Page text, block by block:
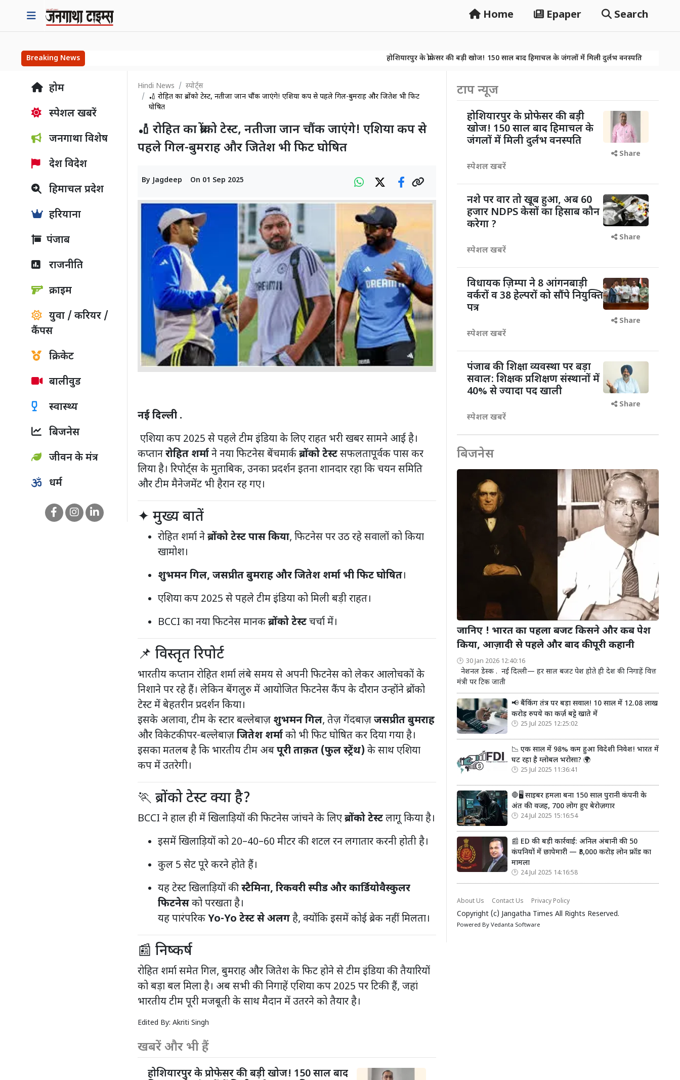
Home Epaper Search
Breaking News होशियारपुर के प्रोफेसर की बड़ी खोज! 150 साल बाद हिमाचल के जंगलों में मिली दुर्लभ वनस्पति
नशे पर वार तो खूब
होम
स्पेशल खबरें
जनगाथा विशेष
देश विदेश
हिमाचल प्रदेश
हरियाना
पंजाब
राजनीति
क्राइम
युवा / करियर /
कैंपस
क्रिकेट
बालीवुड
स्वास्थ्य
बिजनेस
जीवन के मंत्र
धर्म
Hindi News
स्पोर्ट्स
🏏 रोहित का ब्रोंको टेस्ट, नतीजा जान चौंक जाएंगे! एशिया कप से पहले गिल-बुमराह और जितेश भी फिट
घोषित
🏏 रोहित का ब्रोंको टेस्ट, नतीजा जान चौंक जाएंगे! एशिया कप से
पहले गिल-बुमराह और जितेश भी फिट घोषित
ByJagdeep On 01 Sep 2025
नई दिल्ली .
एशिया कप 2025 से पहले टीम इंडिया के लिए राहत भरी खबर सामने आई है।
कप्तानरोहित शर्माने नया फिटनेस बेंचमार्कब्रोंको टेस्टसफलतापूर्वक पास कर
लिया है। रिपोर्ट्स के मुताबिक, उनका प्रदर्शन इतना शानदार रहा कि चयन समिति
और टीम मैनेजमेंट भी हैरान रह गए।
✦ मुख्य बातें
रोहित शर्मा नेब्रोंको टेस्ट पास किया, फिटनेस पर उठ रहे सवालों को किया
खामोश।
शुभमन गिल, जसप्रीत बुमराह और जितेश शर्मा भी फिट घोषित।
एशिया कप 2025 से पहले टीम इंडिया को मिली बड़ी राहत।
BCCI का नया फिटनेस मानकब्रोंको टेस्टचर्चा में।
📌 विस्तृत रिपोर्ट
भारतीय कप्तान रोहित शर्मा लंबे समय से अपनी फिटनेस को लेकर आलोचकों के
निशाने पर रहे हैं। लेकिन बेंगलुरु में आयोजित फिटनेस कैंप के दौरान उन्होंने ब्रोंको
टेस्ट में बेहतरीन प्रदर्शन किया।
इसके अलावा, टीम के स्टार बल्लेबाज़ शुभमन गिल, तेज़ गेंदबाज़जसप्रीत बुमराह
और विकेटकीपर-बल्लेबाज़जितेश शर्माको भी फिट घोषित कर दिया गया है।
इसका मतलब है कि भारतीय टीम अबपूरी ताक़त (फुल स्ट्रेंथ) के साथ एशिया
कप में उतरेगी।
🏃 ब्रोंको टेस्ट क्या है?
BCCI ने हाल ही में खिलाड़ियों की फिटनेस जांचने के लिएब्रोंको टेस्टलागू किया है।
इसमें खिलाड़ियों को 20–40–60 मीटर की शटल रन लगातार करनी होती है।
कुल 5 सेट पूरे करने होते हैं।
यह टेस्ट खिलाड़ियों कीस्टैमिना, रिकवरी स्पीड और कार्डियोवैस्कुलर
फिटनेसको परखता है।
यह पारंपरिकYo-Yo टेस्ट से अलगहै, क्योंकि इसमें कोई ब्रेक नहीं मिलता।
📰 निष्कर्ष
रोहित शर्मा समेत गिल, बुमराह और जितेश के फिट होने से टीम इंडिया की तैयारियों
को बड़ा बल मिला है। अब सभी की निगाहें एशिया कप 2025 पर टिकी हैं, जहां
भारतीय टीम पूरी मजबूती के साथ मैदान में उतरने को तैयार है।
Edited By: Akriti Singh
खबरें और भी हैं
होशियारपुर के प्रोफेसर की बड़ी खोज! 150 साल बाद
टाप न्यूज
होशियारपुर के प्रोफेसर की बड़ी
खोज! 150 साल बाद हिमाचल के
जंगलों में मिली दुर्लभ वनस्पति
स्पेशल खबरें
Share
नशे पर वार तो खूब हुआ, अब 60
हजार NDPS केसों का हिसाब कौन
करेगा ?
स्पेशल खबरें
Share
विधायक ज़िम्पा ने 8 आंगनबाड़ी
वर्करों व 38 हेल्परों को सौंपे नियुक्ति
पत्र
स्पेशल खबरें
Share
पंजाब की शिक्षा व्यवस्था पर बड़ा
सवाल: शिक्षक प्रशिक्षण संस्थानों में
40% से ज्यादा पद खाली
स्पेशल खबरें
Share
बिजनेस
जानिए ! भारत का पहला बजट किसने और कब पेश
किया, आज़ादी से पहले और बाद की पूरी कहानी
30 Jan 2026 12:40:16
नेशनल डेस्क . नई दिल्ली— हर साल बजट पेश होते ही देश की निगाहें वित्त
मंत्री पर टिक जाती
📢 बैंकिंग तंत्र पर बड़ा सवाल! 10 साल में 12.08 लाख
करोड़ रुपये का कर्ज़ बट्टे खाते में
25 Jul 2025 12:25:02
📉 एक साल में 98% कम हुआ विदेशी निवेश! भारत में
घट रहा है ग्लोबल भरोसा? 🌍
25 Jul 2025 11:36:41
🛑🖥️ साइबर हमला बना 150 साल पुरानी कंपनी के
अंत की वजह, 700 लोग हुए बेरोज़गार
24 Jul 2025 15:16:54
📰 ED की बड़ी कार्रवाई: अनिल अंबानी की 50
कंपनियों में छापेमारी — ₹3,000 करोड़ लोन फ्रॉड का
मामला
24 Jul 2025 14:16:58
About Us Contact Us Privacy Policy
Copyright (c) Jangatha Times All Rights Reserved.
Powered By Vedanta Software